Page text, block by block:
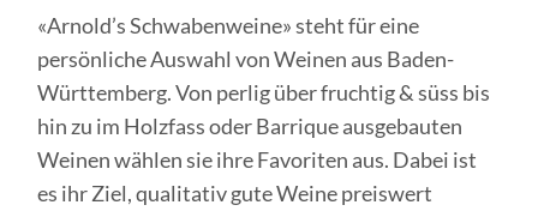
«Arnold’s Schwabenweine» steht für eine
persönliche Auswahl von Weinen aus Baden-
Württemberg. Von perlig über fruchtig & süss bis
hin zu im Holzfass oder Barrique ausgebauten
Weinen wählen sie ihre Favoriten aus. Dabei ist
es ihr Ziel, qualitativ gute Weine preiswert